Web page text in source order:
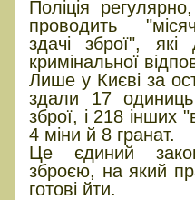
Поліція
проводить
здачі зброї", які
кримінальної
Лише у Києві за
здали 17 одиниць
зброї, і 218 інших
4 міни й 8 гранат.
Це єдиний
зброєю, на який
готові йти.